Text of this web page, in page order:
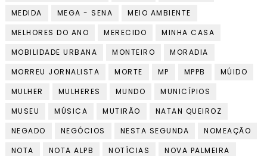
MEDIDA
MEGA - SENA
MEIO AMBIENTE
MELHORES DO ANO
MERECIDO
MINHA CASA
MOBILIDADE URBANA
MONTEIRO
MORADIA
MORREU JORNALISTA
MORTE MP MPPB
MÚIDO
MULHER
MULHERES MUNDO
MUNICÍPIOS
MUSEU
MÚSICA MUTIRÃO
NATAN QUEIROZ
NEGADO
NEGÓCIOS NESTA SEGUNDA
NOMEAÇÃO
NOTA
NOTA ALPB NOTÍCIAS
NOVA PALMEIRA